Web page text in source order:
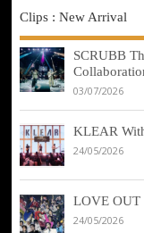
Clips : New Arrival
SCRUBB
03/07/2026
KLEAR
24/05/2026
LOVE OUT
24/05/2026